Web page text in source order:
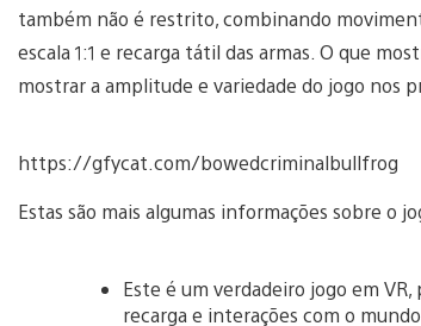
também não é restrito, combinando
escala 1:1 e recarga tátil das armas. O que
mostrar a amplitude e variedade do jogo nos
https://gfycat.com/bowedcriminalbullfrog
Estas são mais algumas informações sobre o
Este é um verdadeiro jogo em
recarga e interações com o